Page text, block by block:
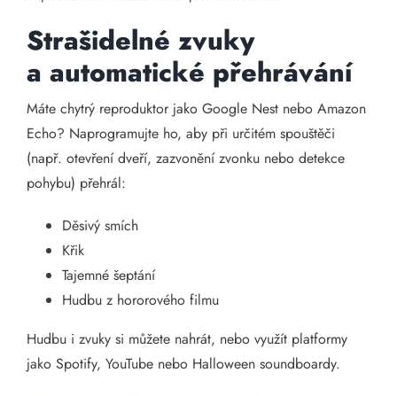
Strašidelné zvuky
a automatické přehrávání
Máte chytrý reproduktor jako Google Nest nebo Amazon
Echo? Naprogramujte ho, aby při určitém spouštěči
(např. otevření dveří, zazvonění zvonku nebo detekce
pohybu) přehrál:
Děsivý smích
Křik
Tajemné šeptání
Hudbu z hororového filmu
Hudbu i zvuky si můžete nahrát, nebo využít platformy
jako Spotify, YouTube nebo Halloween soundboardy.